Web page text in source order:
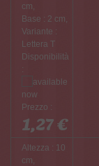
cm,
Base : 2 cm,
Variante :
Lettera T
Disponibilità
:
Prezzo :
1,27 €
Altezza : 10
cm,